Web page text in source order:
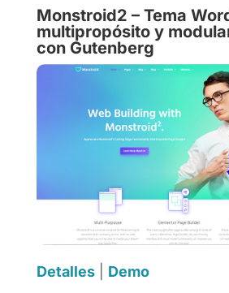
Monstroid2 – Tema
multipropósito y
con Gutenberg
Detalles| Demo